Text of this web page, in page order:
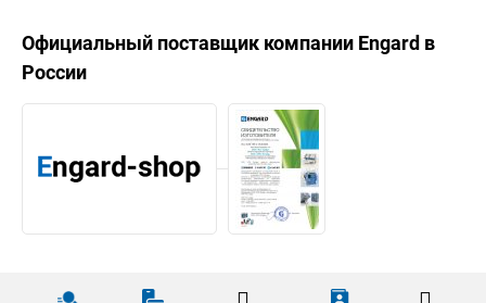
Официальный поставщик компании Engard в
России